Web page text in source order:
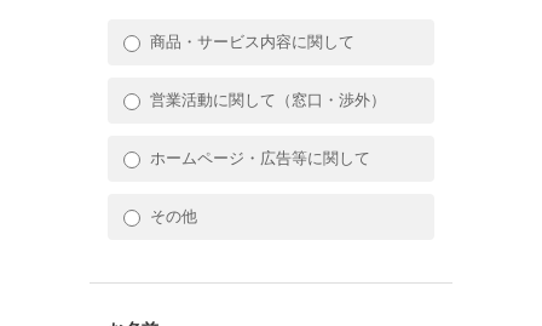
商品・サービス内容に関して
営業活動に関して（窓口・渉外）
ホームページ・広告等に関して
その他